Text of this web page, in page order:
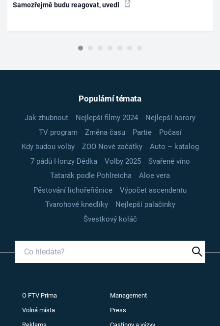
Samozřejmě budu reagovat, uvedl
Populární témata
Jak zhubnout Nejlepší filmy 2024
Nejlepší horory
TV program
Změna času Partie
Počasí
Kdy budou volby
ZOO Nové začátky
Auto – katalog
7 pádů Honzy Dědka
Volby 2025
Svařené víno
Tatarák podle Pohlreicha
Aloe vera
Pěstování lichořeřišnice
Výpočet ascendentu
Tvarohové knedlíky
Nejlepší palačinky
Švestkový koláč
O FTV Prima Management
Volná místa Press